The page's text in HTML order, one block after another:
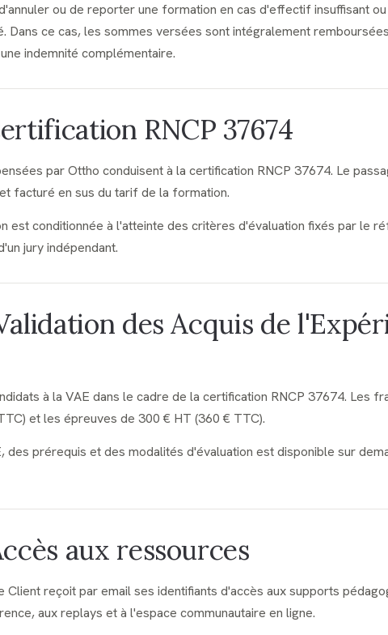
ou de reporter une formation en cas d'effectif insuffisant
Dans ce cas, les sommes versées sont intégralement
indemnité complémentaire.
RNCP 37674
par Ottho conduisent à la certification RNCP 37674. Le
facturé en sus du tarif de la formation.
est conditionnée à l'atteinte des critères d'évaluation fixés par le
jury indépendant.
des Acquis de
à la VAE dans le cadre de la certification RNCP 37674. Les
et les épreuves de 300 € HT (360 € TTC).
des prérequis et des modalités d'évaluation est disponible sur
aux ressources
Client reçoit par email ses identifiants d'accès aux supports
aux replays et à l'espace communautaire en ligne.